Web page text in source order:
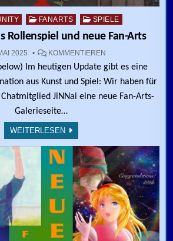
FANARTS SPIELE
Rollenspiel und neue Fan-Arts
2025 KOMMENTIEREN
Im heutigen Update gibt es eine
aus Kunst und Spiel: Wir haben für
JiNNai eine neue Fan-Arts-
Galerieseite…
WEITERLESEN